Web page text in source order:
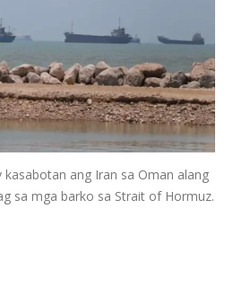
kasabotan ang Iran sa Oman alang
sa mga barko sa Strait of Hormuz.